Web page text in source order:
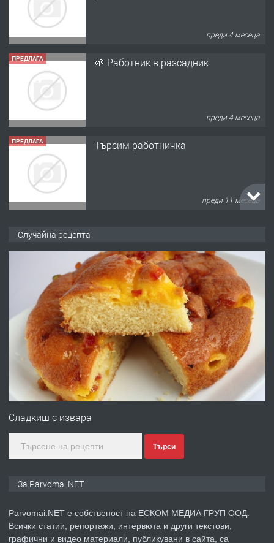
преди 4 месеца
ПРЕДЛАГА 🌱 Работник в разсадник
преди 4 месеца
ПРЕДЛАГА Търсим работничка
преди 11 месеца
преди 1 година
ПРЕДЛАГА Работа за общи работници
преди 1 година
ПРЕДЛАГА
Първи поход "По стъпките на Ангел
Войвода"
преди 1 година
Случайна рецепта
Сладкиш с извара
Търси
За Parvomai.NET
Parvomai.NET е собственост на ЕСКОМ МЕДИА ГРУП ООД.
Всички статии, репортажи, интервюта и други текстови,
графични и видео материали, публикувани в сайта, са